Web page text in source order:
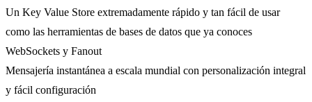
Un Key Value Store extremadamente rápido y tan fácil de usar
como las herramientas de bases de datos que ya conoces
WebSockets y Fanout
Mensajería instantánea a escala mundial con personalización integral
y fácil configuración